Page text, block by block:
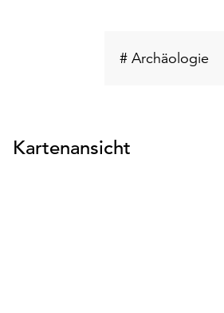
# Archäologie
Kartenansicht